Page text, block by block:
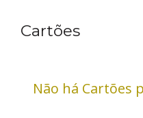
Cartões
Não há Cartões